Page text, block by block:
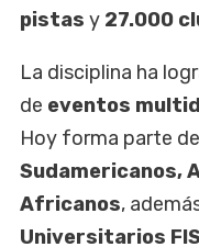
pistas y 27.000
La disciplina ha
de eventos
Hoy forma parte
Sudamericanos,
Africanos,
Universitarios